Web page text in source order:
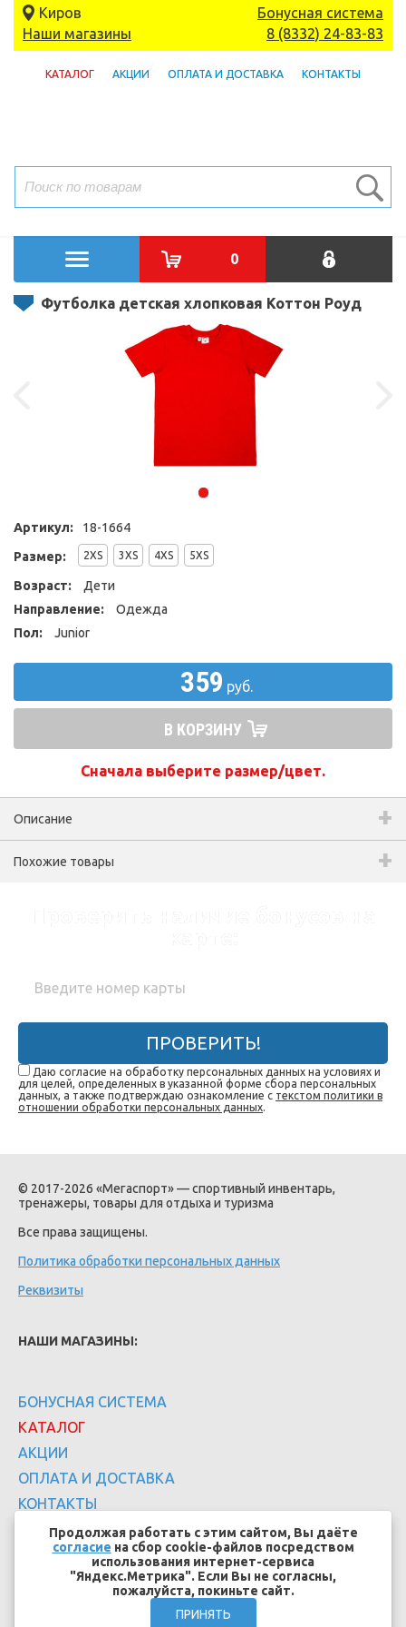
Киров
Наши магазины
Бонусная система
8 (8332) 24-83-83
КАТАЛОГ АКЦИИ ОПЛАТА И ДОСТАВКА КОНТАКТЫ
0
Футболка детская хлопковая Коттон Роуд
Артикул:
18-1664
Размер:
2XS 3XS 4XS 5XS
Возраст:
Дети
Направление:
Одежда
Пол:
Junior
359 руб.
В КОРЗИНУ
Сначала выберите размер/цвет.
Описание
Похожие товары
ПРОВЕРИТЬ!
Даю согласие на обработку персональных данных на условиях и
для целей, определенных в указанной форме сбора персональных
данных, а также подтверждаю ознакомление с текстом политики в
отношении обработки персональных данных.
© 2017-2026 «Мегаспорт» — спортивный инвентарь,
тренажеры, товары для отдыха и туризма
Все права защищены.
Политика обработки персональных данных
Реквизиты
НАШИ МАГАЗИНЫ:
БОНУСНАЯ СИСТЕМА
КАТАЛОГ
АКЦИИ
ОПЛАТА И ДОСТАВКА
КОНТАКТЫ
Создание сайтов - EFFECT.SU
Продолжая работать с этим сайтом, Вы даёте
согласие на сбор cookie-файлов посредством
использования интернет-сервиса
"Яндекс.Метрика". Если Вы не согласны,
пожалуйста, покиньте сайт.
ПРИНЯТЬ